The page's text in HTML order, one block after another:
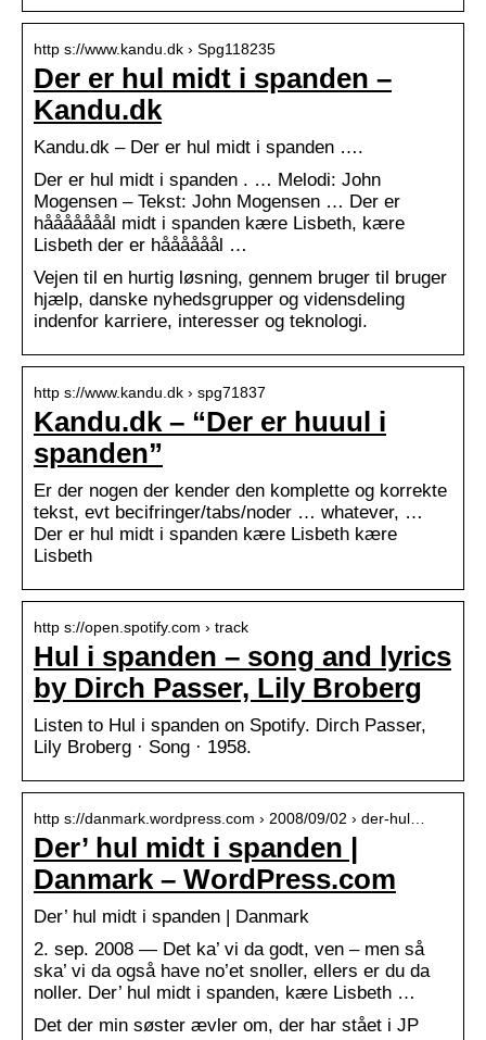
http s://www.kandu.dk › Spg118235
Der er hul midt i spanden –
Kandu.dk
Kandu.dk – Der er hul midt i spanden ….
Der er hul midt i spanden . … Melodi: John
Mogensen – Tekst: John Mogensen … Der er
hååååååål midt i spanden kære Lisbeth, kære
Lisbeth der er håååååål …
Vejen til en hurtig løsning, gennem bruger til bruger
hjælp, danske nyhedsgrupper og vidensdeling
indenfor karriere, interesser og teknologi.
http s://www.kandu.dk › spg71837
Kandu.dk – “Der er huuul i
spanden”
Er der nogen der kender den komplette og korrekte
tekst, evt becifringer/tabs/noder … whatever, …
Der er hul midt i spanden kære Lisbeth kære
Lisbeth
http s://open.spotify.com › track
Hul i spanden – song and lyrics
by Dirch Passer, Lily Broberg
Listen to Hul i spanden on Spotify. Dirch Passer,
Lily Broberg · Song · 1958.
http s://danmark.wordpress.com › 2008/09/02 › der-hul…
Der’ hul midt i spanden |
Danmark – WordPress.com
Der’ hul midt i spanden | Danmark
2. sep. 2008 — Det ka’ vi da godt, ven – men så
ska’ vi da også have no’et snoller, ellers er du da
noller. Der’ hul midt i spanden, kære Lisbeth …
Det der min søster ævler om, der har stået i JP